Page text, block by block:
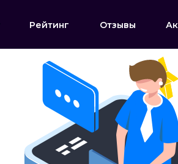
Рейтинг Отзывы